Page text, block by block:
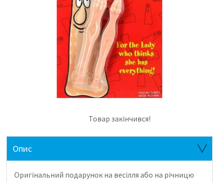
Товар закінчився!
Опис
Оригінальний подарунок на весілля або на річницю